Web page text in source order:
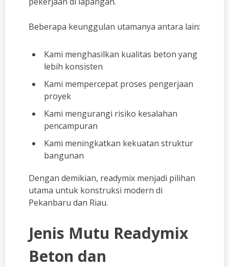
Beberapa keunggulan utamanya antara lain:
Kami menghasilkan kualitas beton yang
lebih konsisten
Kami mempercepat proses pengerjaan
proyek
Kami mengurangi risiko kesalahan
pencampuran
Kami meningkatkan kekuatan struktur
bangunan
Dengan demikian, readymix menjadi pilihan
utama untuk konstruksi modern di
Pekanbaru dan Riau.
Jenis Mutu Readymix
Beton dan